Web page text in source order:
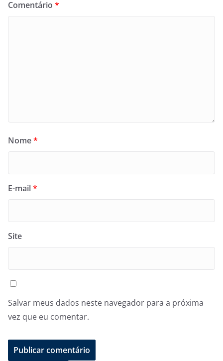
Comentário *
Nome*
E-mail*
Site
Salvar meus dados neste navegador para a próxima
vez que eu comentar.